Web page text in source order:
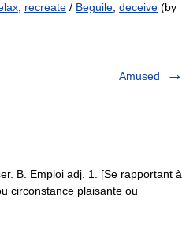
recreate / Beguile deceive (by
Amused
B. Emploi adj. 1. [Se rapportant à
circonstance plaisante ou